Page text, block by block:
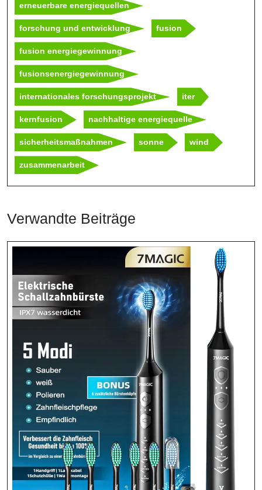
erneuerbare energiequellen
forschung und entwicklung fusion
fusion energiegewinnung
fusionsenergiegewinnung
internationales forschungsprojekt iter
kernfusion nachhaltige energiequelle
sicherheitsmaßnahmen sonne wind
zusammenarbeit
Verwandte Beiträge